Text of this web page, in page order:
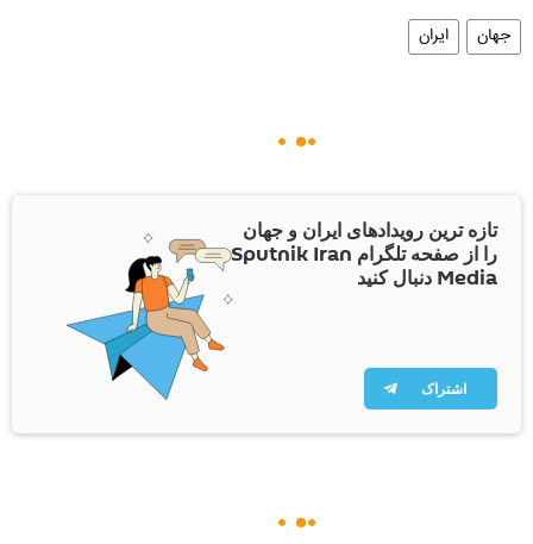
جهان ایران
تازه ترین رویدادهای ایران و جهان
را از صفحه تلگرام Sputnik Iran
Media دنبال کنید
اشتراک